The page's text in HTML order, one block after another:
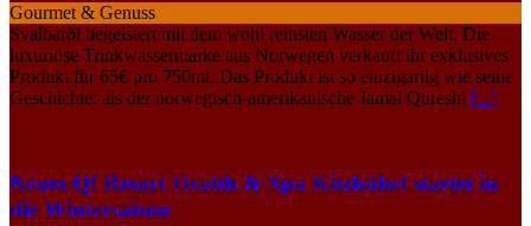
Gourmet & Genuss
Svalbarði begeistert mit dem wohl reinsten Wasser der Welt. Die
luxuriöse Trinkwassermarke aus Norwegen verkauft ihr exklusives
Produkt für 65€ pro 750ml. Das Produkt ist so einzigartig wie seine
Geschichte: als der norwegisch-amerikanische Jamal Qureshi [...]
Neues Q! Resort Health & Spa Kitzbühel startet in
die Wintersaison